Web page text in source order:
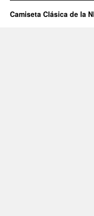
Camiseta Clásica de la